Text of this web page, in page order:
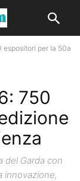
per la 50a
750
del Garda con
innovazione,